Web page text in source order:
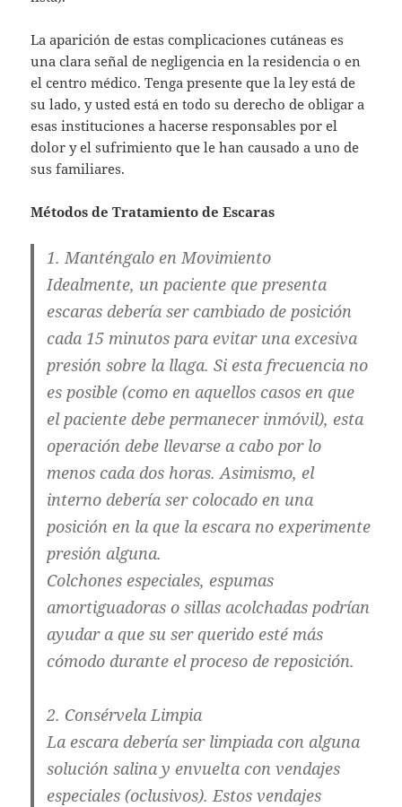
La aparición de estas complicaciones cutáneas es
una clara señal de negligencia en la residencia o en
el centro médico. Tenga presente que la ley está de
su lado, y usted está en todo su derecho de obligar a
esas instituciones a hacerse responsables por el
dolor y el sufrimiento que le han causado a uno de
sus familiares.
Métodos de Tratamiento de Escaras
1. Manténgalo en Movimiento
Idealmente, un paciente que presenta
escaras debería ser cambiado de posición
cada 15 minutos para evitar una excesiva
presión sobre la llaga. Si esta frecuencia no
es posible (como en aquellos casos en que
el paciente debe permanecer inmóvil), esta
operación debe llevarse a cabo por lo
menos cada dos horas. Asimismo, el
interno debería ser colocado en una
posición en la que la escara no experimente
presión alguna.
Colchones especiales, espumas
amortiguadoras o sillas acolchadas podrían
ayudar a que su ser querido esté más
cómodo durante el proceso de reposición.
2. Consérvela Limpia
La escara debería ser limpiada con alguna
solución salina y envuelta con vendajes
especiales (oclusivos). Estos vendajes